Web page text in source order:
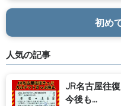
初め
人気の記事
JR名古屋往
今後も...